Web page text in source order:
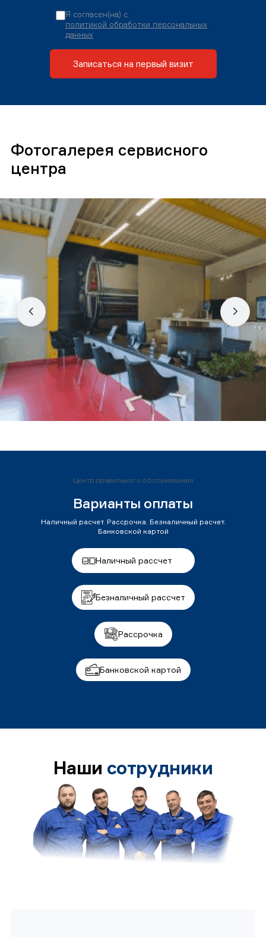
Я согласен(на) с
политикой обработки персональных
данных
Записаться на первый визит
Фотогалерея сервисного
центра
Центр правильного обслуживания
Варианты оплаты
Наличный расчет. Рассрочка. Безналичный расчет.
Банковской картой
Наличный рассчет
Безналичный рассчет
Рассрочка
Банковской картой
Наши сотрудники